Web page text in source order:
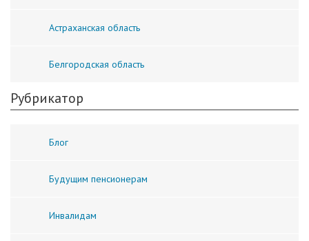
Астраханская область
Белгородская область
Рубрикатор
Блог
Будущим пенсионерам
Инвалидам